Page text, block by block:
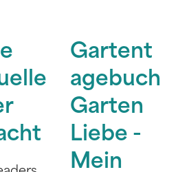
Gartent
agebuch
Garten
Liebe -
Mein